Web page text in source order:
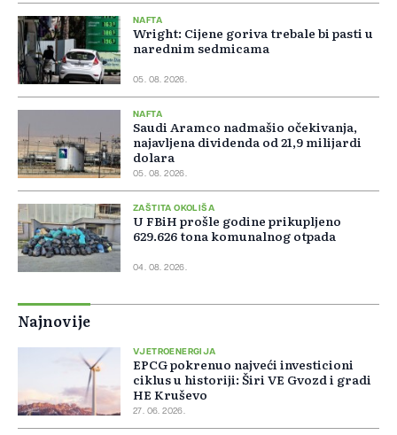
NAFTA
Wright: Cijene goriva trebale bi pasti u
narednim sedmicama
05. 08. 2026.
NAFTA
Saudi Aramco nadmašio očekivanja,
najavljena dividenda od 21,9 milijardi
dolara
05. 08. 2026.
ZAŠTITA OKOLIŠA
U FBiH prošle godine prikupljeno
629.626 tona komunalnog otpada
04. 08. 2026.
Najnovije
VJETROENERGIJA
EPCG pokrenuo najveći investicioni
ciklus u historiji: Širi VE Gvozd i gradi
HE Kruševo
27. 06. 2026.